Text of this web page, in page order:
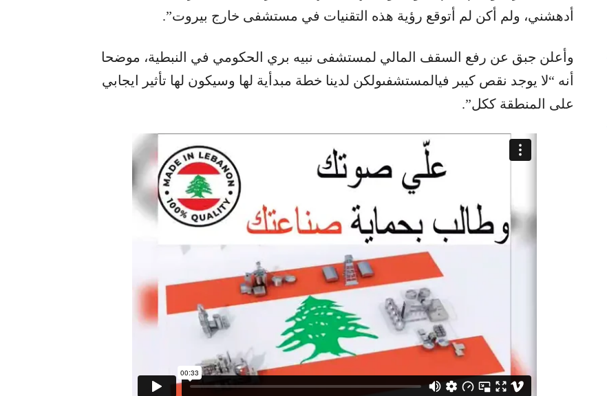
أدهشني، ولم أكن لم أتوقع رؤية هذه التقنيات في مستشفى خارج بيروت”.
وأعلن جبق عن رفع السقف المالي لمستشفى نبيه بري الحكومي في النبطية، موضحا
أنه “لا يوجد نقص كيبر فيالمستشفىولكن لدينا خطة مبدأية لها وسيكون لها تأثير ايجابي
على المنطقة ككل”.